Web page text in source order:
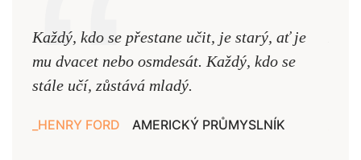
Každý, kdo se přestane učit, je starý, ať je
mu dvacet nebo osmdesát. Každý, kdo se
stále učí, zůstává mladý.
HENRY FORD AMERICKÝ PRŮMYSLNÍK